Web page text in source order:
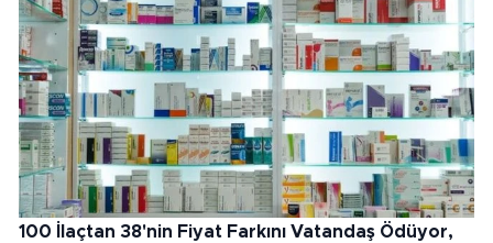
100 İlaçtan 38'nin Fiyat Farkını Vatandaş Ödüyor,